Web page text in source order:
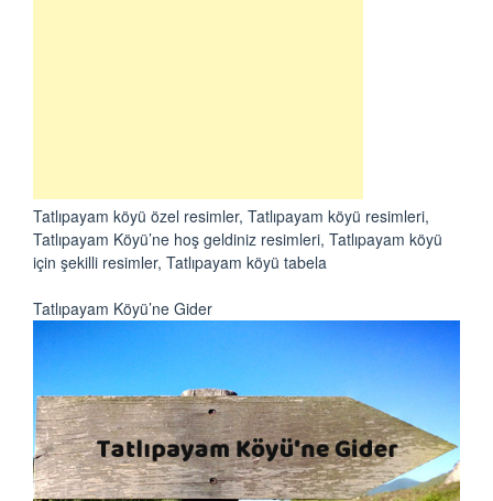
Tatlıpayam köyü özel resimler, Tatlıpayam köyü resimleri,
Tatlıpayam Köyü’ne hoş geldiniz resimleri, Tatlıpayam köyü
için şekilli resimler, Tatlıpayam köyü tabela
Tatlıpayam Köyü’ne Gider